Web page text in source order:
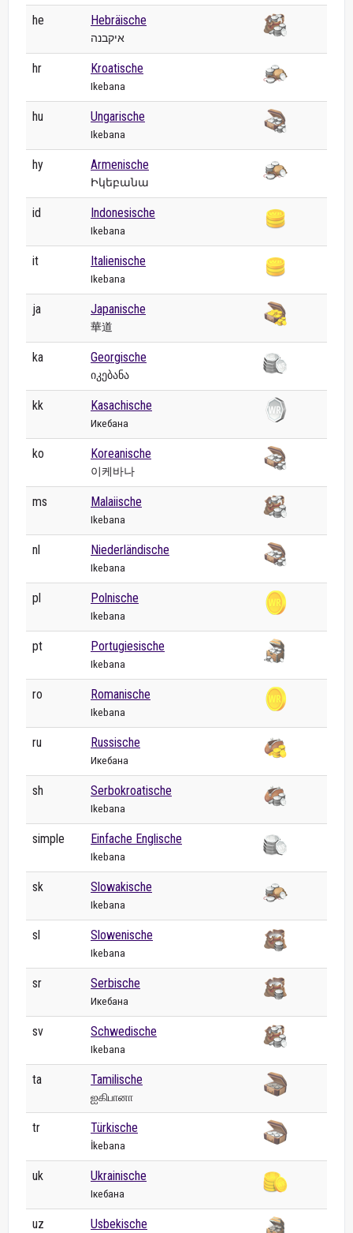
he Hebräische
איקבנה
hr Kroatische
Ikebana
hu Ungarische
Ikebana
hy Armenische
Իկեբանա
id Indonesische
Ikebana
it Italienische
Ikebana
ja Japanische
華道
ka Georgische
იკებანა
kk Kasachische
Икебана
ko Koreanische
이케바나
ms Malaiische
Ikebana
nl Niederländische
Ikebana
pl Polnische
Ikebana
pt Portugiesische
Ikebana
ro Romanische
Ikebana
ru Russische
Икебана
sh Serbokroatische
Ikebana
simple Einfache Englische
Ikebana
sk Slowakische
Ikebana
sl Slowenische
Ikebana
sr Serbische
Икебана
sv Schwedische
Ikebana
ta Tamilische
ஐகிபானா
tr Türkische
İkebana
uk Ukrainische
Ікебана
uz Usbekische